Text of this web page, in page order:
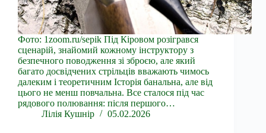
Фото: 1zoom.ru/sepik Під Кіровом розігрався
сценарій, знайомий кожному інструктору з
безпечного поводження зі зброєю, але який
багато досвідчених стрільців вважають чимось
далеким і теоретичним Історія банальна, але від
цього не менш повчальна. Все сталося під час
рядового полювання: після першого…
Лілія Кушнір
05.02.2026